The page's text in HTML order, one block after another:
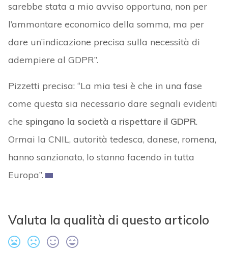
sarebbe stata a mio avviso opportuna, non per
l’ammontare economico della somma, ma per
dare un’indicazione precisa sulla necessità di
adempiere al GDPR”.
Pizzetti precisa: “La mia tesi è che in una fase
come questa sia necessario dare segnali evidenti
che spingano la società a rispettare il GDPR.
Ormai la CNIL, autorità tedesca, danese, romena,
hanno sanzionato, lo stanno facendo in tutta
Europa”.
Valuta la qualità di questo articolo